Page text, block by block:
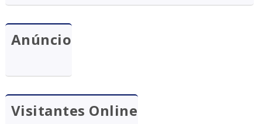
Anúncio
Visitantes Online